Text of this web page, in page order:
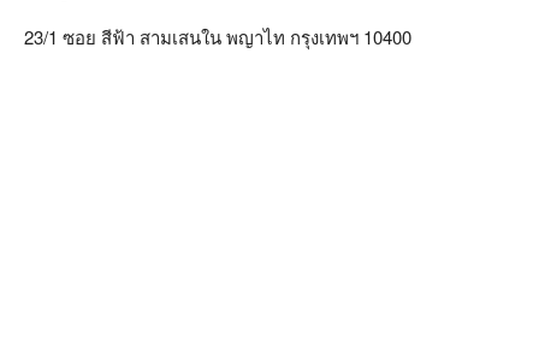
23/1 ซอย สีฟ้า สามเสนใน พญาไท กรุงเทพฯ 10400